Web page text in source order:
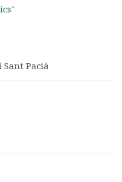
Pacià